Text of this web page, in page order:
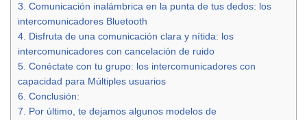
3. Comunicación inalámbrica en la punta de tus dedos: los
intercomunicadores Bluetooth
4. Disfruta de una comunicación clara y nítida: los
intercomunicadores con cancelación de ruido
5. Conéctate con tu grupo: los intercomunicadores con
capacidad para Múltiples usuarios
6. Conclusión:
7. Por último, te dejamos algunos modelos de